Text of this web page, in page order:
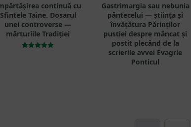
continuă cu
Sfintele Taine. Dosarul
unei controverse —
mărturiile Tradiției
Gastrimargia sau nebunia
pântecelui — știința și
învățătura Părinților
pustiei despre mâncat și
postit plecând de la
scrierile avvei Evagrie
Ponticul